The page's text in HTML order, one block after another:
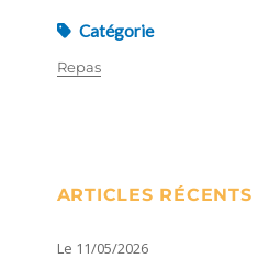
Catégorie
Repas
ARTICLES RÉCENTS
Le 11/05/2026